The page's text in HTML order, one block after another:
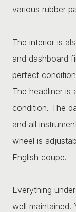
various rubber
The interior is
and dashboard
perfect
The headliner is
condition. The
and all
wheel is
English coupe.
Everything
well maintained.